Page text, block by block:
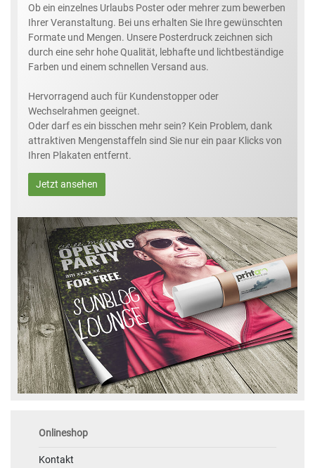
Ob ein einzelnes Urlaubs Poster oder mehrer zum bewerben
Ihrer Veranstaltung. Bei uns erhalten Sie Ihre gewünschten
Formate und Mengen. Unsere Posterdruck zeichnen sich
durch eine sehr hohe Qualität, lebhafte und lichtbeständige
Farben und einem schnellen Versand aus.
Hervorragend auch für Kundenstopper oder
Wechselrahmen geeignet.
Oder darf es ein bisschen mehr sein? Kein Problem, dank
attraktiven Mengenstaffeln sind Sie nur ein paar Klicks von
Ihren Plakaten entfernt.
Jetzt ansehen
Onlineshop
Kontakt